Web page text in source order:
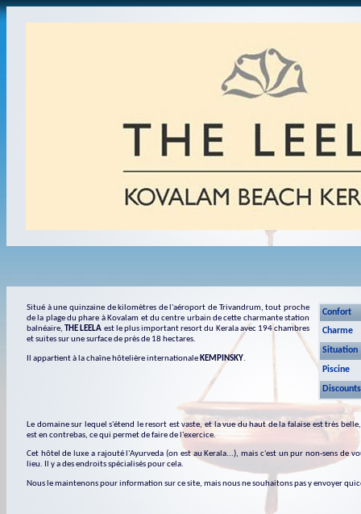
Situé à une quinzaine de kilomètres de l'aéroport de Trivandrum, tout proche
de la plage du phare à Kovalam et du centre urbain de cette charmante station
balnéaire,THE LEELA est le plus important resort du Kerala avec 194 chambres
et suites sur une surface de près de 18 hectares.
Il appartient à la chaîne hôtelière internationale KEMPINSKY.
Confort
Charme
Situation
Piscine
Discounts
Le domaine sur lequel s'étend le resort est vaste, et la vue du haut de la falaise est très
est en contrebas, ce qui permet de faire de l'exercice.
Cet hôtel de luxe a rajouté l'Ayurveda (on est au Kerala...), mais c'est un pur non-sens de
lieu. Il y a des endroits spécialisés pour cela.
Nous le maintenons pour information sur ce site, mais nous ne souhaitons pas y envoyer